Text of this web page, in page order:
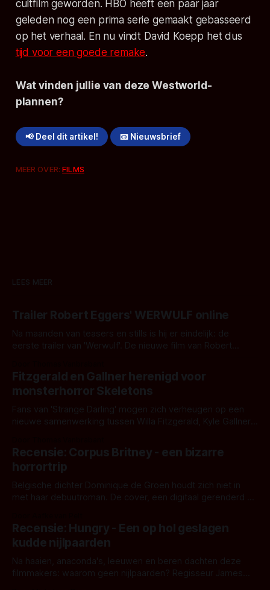
cultfilm geworden. HBO heeft een paar jaar
geleden nog een prima serie gemaakt gebasseerd
op het verhaal. En nu vindt David Koepp het dus
tijd voor een goede remake.
Wat vinden jullie van dezeWestworld -
plannen?
📢 Deel dit artikel! 📧 Nieuwsbrief
MEER OVER:FILMS
LEES MEER
Trailer Robert Eggers' WERWULF online
Na maanden van teasers en stills is hij er eindelijk: de
eerste trailer van 'Werwulf'. De nieuwe film van Robert
kille stijl vol folklore en mythe. Het topic deze keer is (kon
het het al raden?)... de weerwolf. Kijk je mee?
Fitzgerald en Gallner herenigd voor
monsterhorror Skeletons
Fans van 'Strange Darling' mogen zich verheugen op een
nieuwe samenwerking tussen Willa Fitzgerald, Kyle Gallner
'Skeletons', een nieuwe creature feature waarvoor de
opnames zijn gestart in Australië.
Recensie: Corpus Britney - een bizarre
horrortrip
Belgische dichter Dominique de Groen houdt zich niet in
met haar debuutroman. De cover, een digitaal gerenderd en
achtergrond, belooft iets kleurrijks maar onheilspellends,
iets ongrijpbaars. En dat maakt De Groen met ieder woord
waar.
Recensie: Hungry - Een op hol geslagen
kudde nijlpaarden
Na haaien, anaconda's, leeuwen en beren dachten deze
filmmakers: waarom geen nijlpaarden? Regisseur James